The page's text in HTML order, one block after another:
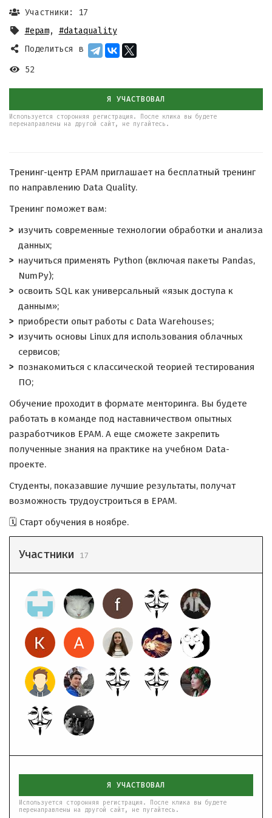
Участники: 17
#epam, #dataquality
Поделиться в
52
Я УЧАСТВОВАЛ
Используется сторонняя регистрация. После клика вы будете
перенаправлены на другой сайт, не пугайтесь.
Тренинг-центр EPAM приглашает на бесплатный тренинг
по направлению Data Quality.
Тренинг поможет вам:
изучить современные технологии обработки и анализа
данных;
научиться применять Python (включая пакеты Pandas,
NumPy);
освоить SQL как универсальный «язык доступа к
данным»;
приобрести опыт работы с Data Warehouses;
изучить основы Linux для использования облачных
сервисов;
познакомиться с классической теорией тестирования
ПО;
Обучение проходит в формате менторинга. Вы будете
работать в команде под наставничеством опытных
разработчиков EPAM. А еще сможете закрепить
полученные знания на практике на учебном Data-
проекте.
Студенты, показавшие лучшие результаты, получат
возможность трудоустроиться в EPAM.
🗓 Старт обучения в ноябре.
Участники 17
Я УЧАСТВОВАЛ
Используется сторонняя регистрация. После клика вы будете
перенаправлены на другой сайт, не пугайтесь.